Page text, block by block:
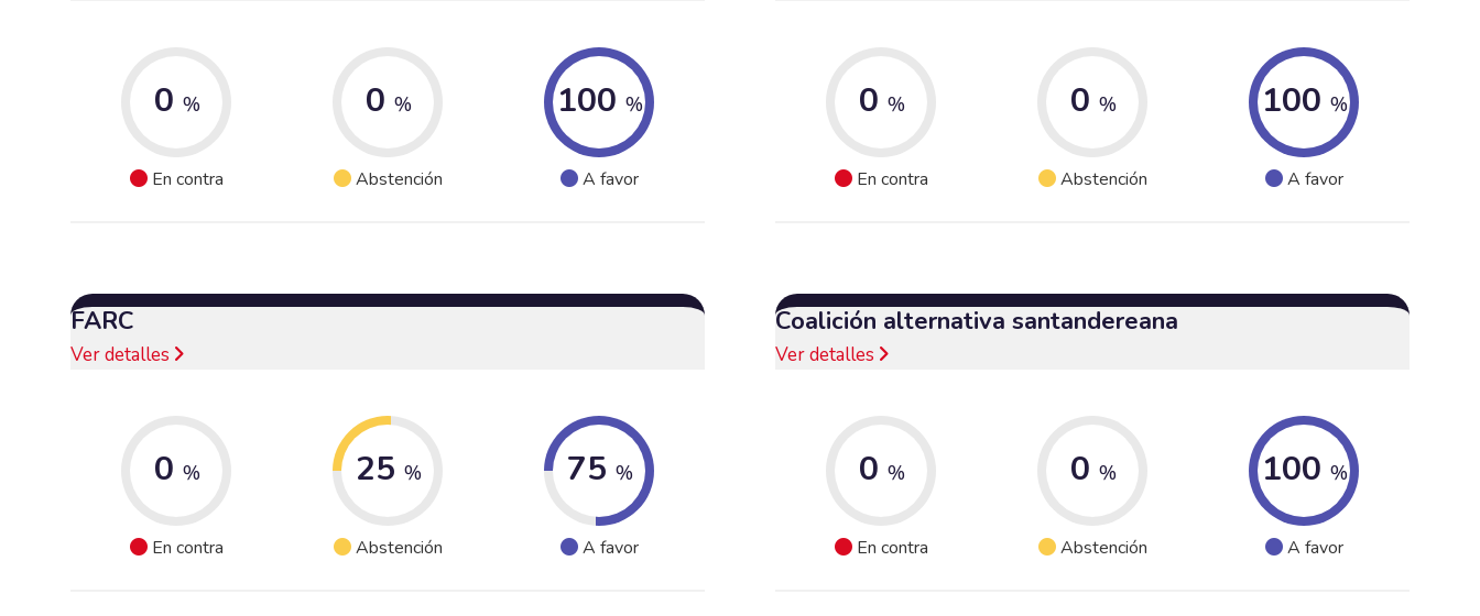
0 %
En contra
0 %
Abstención
100 %
A favor
0 %
En contra
0 %
Abstención
100 %
A favor
FARC
Ver detalles
0 %
En contra
25 %
Abstención
75 %
A favor
Coalición alternativa santandereana
Ver detalles
0 %
En contra
0 %
Abstención
100 %
A favor